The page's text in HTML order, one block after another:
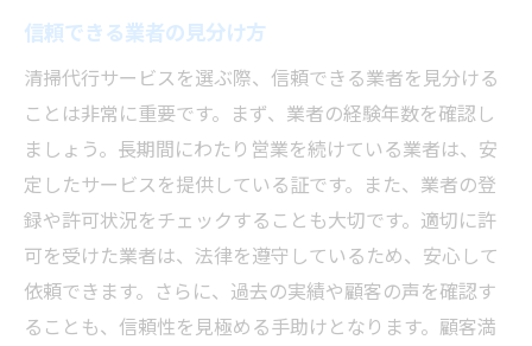
信頼できる業者の見分け方
清掃代行サービスを選ぶ際、信頼できる業者を見分ける
ことは非常に重要です。まず、業者の経験年数を確認し
ましょう。長期間にわたり営業を続けている業者は、安
定したサービスを提供している証です。また、業者の登
録や許可状況をチェックすることも大切です。適切に許
可を受けた業者は、法律を遵守しているため、安心して
依頼できます。さらに、過去の実績や顧客の声を確認す
ることも、信頼性を見極める手助けとなります。顧客満